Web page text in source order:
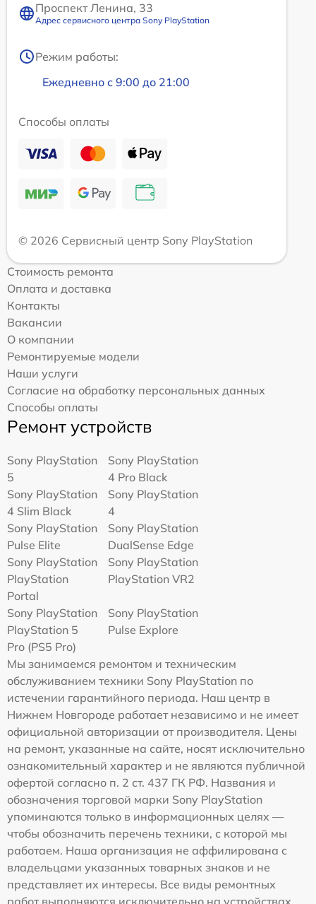
Проспект Ленина, 33
Адрес сервисного центра Sony PlayStation
Режим работы:
Ежедневно с 9:00 до 21:00
Способы оплаты
© 2026 Сервисный центр Sony PlayStation
Стоимость ремонта
Оплата и доставка
Контакты
Вакансии
О компании
Ремонтируемые модели
Наши услуги
Согласие на обработку персональных данных
Способы оплаты
Ремонт устройств
Sony PlayStation
5
Sony PlayStation
4 Pro Black
Sony PlayStation
4 Slim Black
Sony PlayStation
4
Sony PlayStation
Pulse Elite
Sony PlayStation
DualSense Edge
Sony PlayStation
PlayStation
Portal
Sony PlayStation
PlayStation VR2
Sony PlayStation
PlayStation 5
Pro (PS5 Pro)
Sony PlayStation
Pulse Explore
Мы занимаемся ремонтом и техническим
обслуживанием техники Sony PlayStation по
истечении гарантийного периода. Наш центр в
Нижнем Новгороде работает независимо и не имеет
официальной авторизации от производителя. Цены
на ремонт, указанные на сайте, носят исключительно
ознакомительный характер и не являются публичной
офертой согласно п. 2 ст. 437 ГК РФ. Названия и
обозначения торговой марки Sony PlayStation
упоминаются только в информационных целях —
чтобы обозначить перечень техники, с которой мы
работаем. Наша организация не аффилирована с
владельцами указанных товарных знаков и не
представляет их интересы. Все виды ремонтных